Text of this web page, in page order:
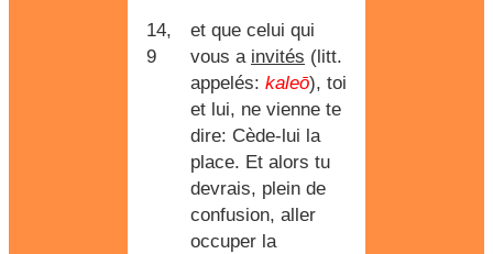
14,
9
et que celui qui
vous a invités (litt.
appelés: kaleō), toi
et lui, ne vienne te
dire: Cède-lui la
place. Et alors tu
devrais, plein de
confusion, aller
occuper la